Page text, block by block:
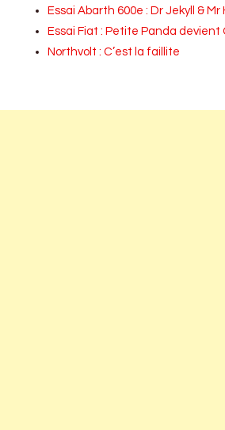
Essai Abarth 600e : Dr Jekyll & Mr
Essai Fiat : Petite Panda devient
Northvolt : C’est la faillite